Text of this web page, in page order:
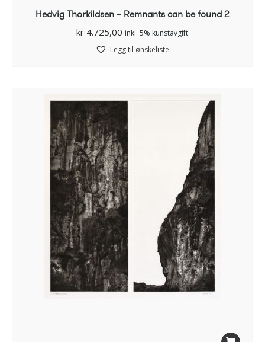
Hedvig Thorkildsen – Remnants can be found 2
kr 4.725,00 inkl. 5% kunstavgift
Legg til ønskeliste